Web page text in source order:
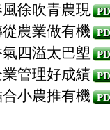
徐吹青農現
農業做有機
四溢太巴塱
管理好成績
小農推有機